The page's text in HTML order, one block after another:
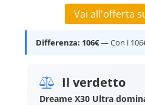
Vai all'offerta
Differenza: 106€— Con i
Il verdetto
Dreame X30 Ultra